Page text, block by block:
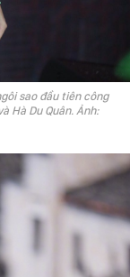
sao đầu tiên công
Hà Du Quân. Ảnh: